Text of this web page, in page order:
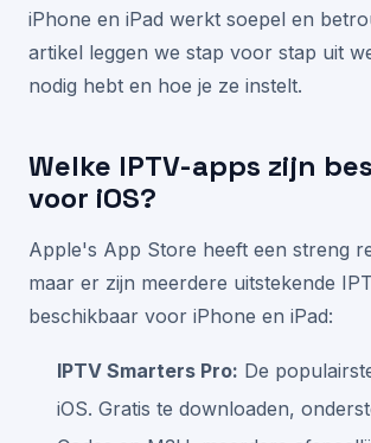
iPhone en iPad werkt soepel en
artikel leggen we stap voor stap uit
nodig hebt en hoe je ze instelt.
Welke IPTV-apps zijn
voor iOS?
Apple's App Store heeft een streng
maar er zijn meerdere uitstekende
beschikbaar voor iPhone en iPad:
IPTV Smarters Pro: De
iOS. Gratis te downloaden,